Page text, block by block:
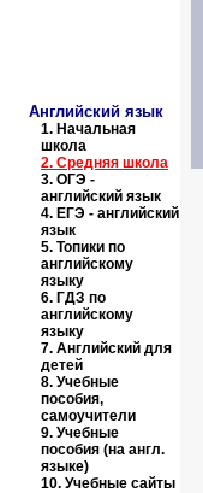
Английский язык
1. Начальная
школа
2. Средняя школа
3. ОГЭ -
английский язык
4. ЕГЭ - английский
язык
5. Топики по
английскому
языку
6. ГДЗ по
английскому
языку
7. Английский для
детей
8. Учебные
пособия,
самоучители
9. Учебные
пособия (на англ.
языке)
10. Учебные сайты